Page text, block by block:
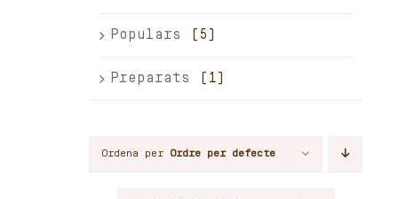
Populars (5)
Preparats (1)
Ordena per Ordre per defecte